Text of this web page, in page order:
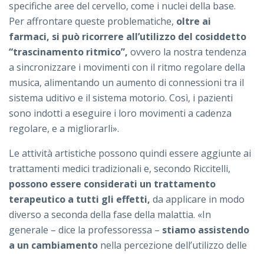
specifiche aree del cervello, come i nuclei della base.
Per affrontare queste problematiche, oltre ai
farmaci, si può ricorrere all’utilizzo del cosiddetto
“trascinamento ritmico”, ovvero la nostra tendenza
a sincronizzare i movimenti con il ritmo regolare della
musica, alimentando un aumento di connessioni tra il
sistema uditivo e il sistema motorio. Così, i pazienti
sono indotti a eseguire i loro movimenti a cadenza
regolare, e a migliorarli».
Le attività artistiche possono quindi essere aggiunte ai
trattamenti medici tradizionali e, secondo Riccitelli,
possono essere considerati un trattamento
terapeutico a tutti gli effetti, da applicare in modo
diverso a seconda della fase della malattia. «In
generale – dice la professoressa – stiamo assistendo
a un cambiamento nella percezione dell’utilizzo delle